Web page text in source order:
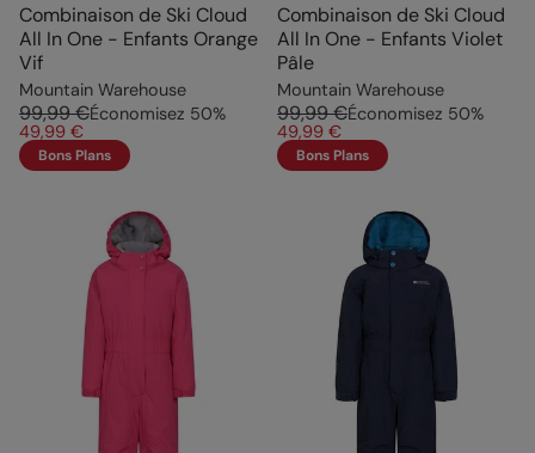
Combinaison de Ski Cloud
All In One - Enfants Orange
Vif
Mountain Warehouse
99,99 €Économisez 50%
49,99 €
Bons Plans
Combinaison de Ski Cloud
All In One - Enfants Violet
Pâle
Mountain Warehouse
99,99 €Économisez 50%
49,99 €
Bons Plans